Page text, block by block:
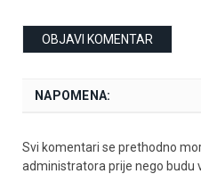
NAPOMENA:
Svi komentari se prethodno
administratora prije nego budu